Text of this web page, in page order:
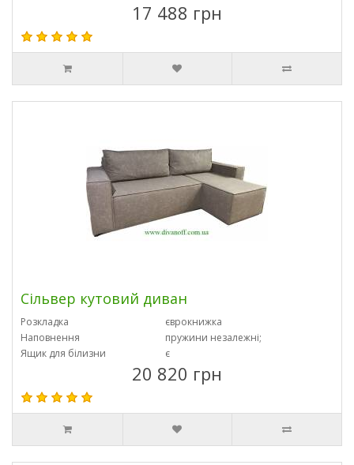
17 488 грн
Сільвер кутовий диван
Розкладка
єврокнижка
Наповнення
пружини незалежні;
Ящик для білизни
є
20 820 грн